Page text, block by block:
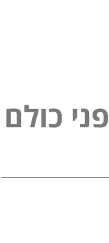
פני כולם